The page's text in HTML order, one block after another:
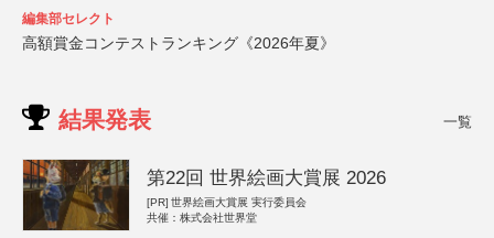
編集部セレクト
高額賞金コンテストランキング《2026年夏》
結果発表 一覧
第22回 世界絵画大賞展 2026
[PR] 世界絵画大賞展 実行委員会
共催：株式会社世界堂